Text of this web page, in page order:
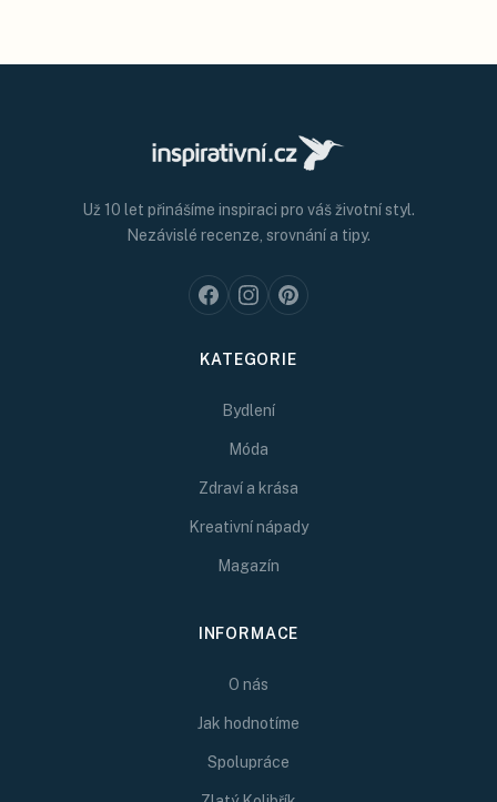
Už 10 let přinášíme inspiraci pro váš životní styl.
Nezávislé recenze, srovnání a tipy.
KATEGORIE
Bydlení
Móda
Zdraví a krása
Kreativní nápady
Magazín
INFORMACE
O nás
Jak hodnotíme
Spolupráce